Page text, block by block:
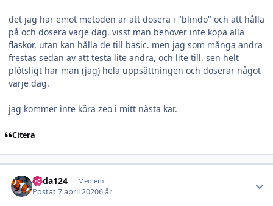
det jag har emot metoden är att dosera i "blindo" och att hålla
på och dosera varje dag. visst man behöver inte köpa alla
flaskor, utan kan hålla de till basic. men jag som många andra
frestas sedan av att testa lite andra, och lite till. sen helt
plötsligt har man (jag) hela uppsättningen och doserar något
varje dag.
jag kommer inte köra zeo i mitt nästa kar.
Citera
edda124 Medlem
Postat7 april 20206 år